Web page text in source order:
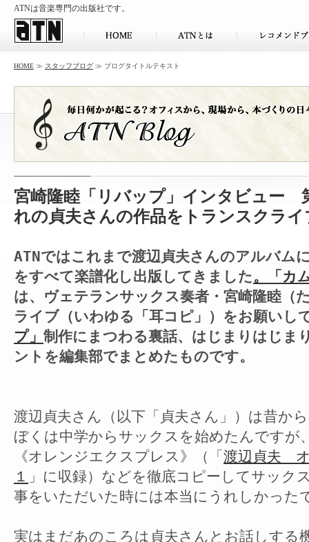
ATNは音楽専門の出版社です。
HOME ≫ スタッフブログ ≫ ブログタイトルテキスト
宮崎隆睦「リバップ」インタビュー
れの貞夫さんの作品をトランスクラ
ATNではこれまで渡辺貞夫さんのアルバム
をすべて楽譜化し出版してきました 。「カ
は、ヴェテランサックス奏者・宮崎隆睦（
ライブ（いわゆる「耳コピ」）をお願いし
プ」 制作にまつわる裏話、はじまりはじま
ントを編集部でまとめたものです。
渡辺貞夫さん（以下「貞夫さん」）は昔か
ぼくは中学からサックスを始めたんですが
《オレンジエクスプレス》（「 渡辺貞夫
１ 」に収録）などを徹底コピーしてサック
事をいただいた時には本当にうれしかった
実はまだあのころは貞夫さんとお話しする